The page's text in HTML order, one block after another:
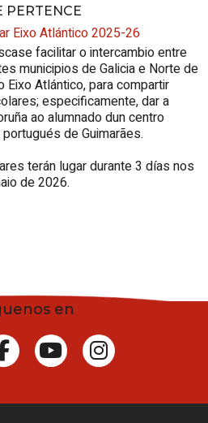
PERTENCE
Eixo Atlántico2025-26
facilitar o intercambio entre
municipios de Galicia e Norte de
Atlántico, para compartir
especificamente, dar a
ao alumnado dun centro
de Guimarães.
terán lugar durante 3 días nos
de 2026.
en